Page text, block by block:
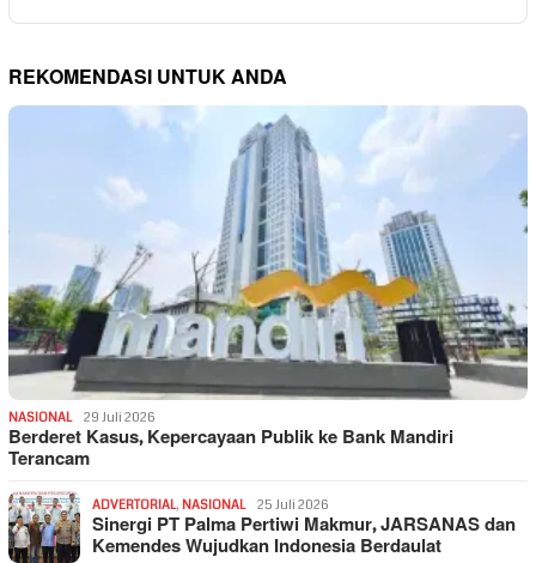
REKOMENDASI UNTUK ANDA
NASIONAL 29 Juli 2026
Berderet Kasus, Kepercayaan Publik ke Bank Mandiri
Terancam
ADVERTORIAL, NASIONAL 25 Juli 2026
Sinergi PT Palma Pertiwi Makmur, JARSANAS dan
Kemendes Wujudkan Indonesia Berdaulat